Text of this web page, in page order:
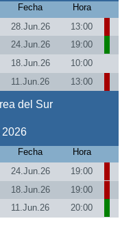
Fecha
Hora
28.Jun.26
13:00
24.Jun.26
19:00
18.Jun.26
10:00
11.Jun.26 13:00
del Sur
2026
Fecha
Hora
24.Jun.26
19:00
18.Jun.26
19:00
11.Jun.26 20:00